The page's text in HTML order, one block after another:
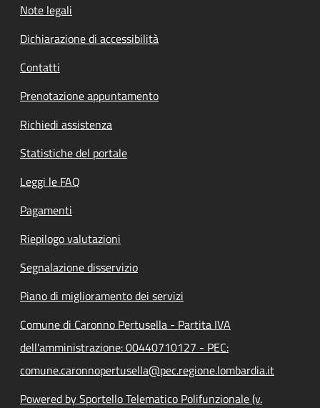
Note legali
Dichiarazione di accessibilità
Contatti
Prenotazione appuntamento
Richiedi assistenza
Statistiche del portale
Leggi le FAQ
Pagamenti
Riepilogo valutazioni
Segnalazione disservizio
Piano di miglioramento dei servizi
Comune di Caronno Pertusella - Partita IVA
dell'amministrazione: 00440710127 - PEC:
comune.caronnopertusella@pec.regione.lombardia.it
Powered by Sportello Telematico Polifunzionale (v.